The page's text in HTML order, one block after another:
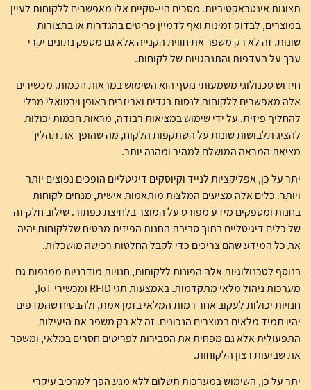
תצוגות אינטראקטיביות. מסכים היי-טקיים אלו מאפשרים ללקוחות לעיין
במוצרים, לבדוק זמינות ואף לדמיין פריטים בהגדרות או בתצורות
שונות. זה לא רק משפר את חווית הקנייה אלא גם מספק נתונים יקרי
ערך על העדפות והתנהגויות של לקוחות.
חידוש טכנולוגי משמעותי נוסף הוא השימוש במראות חכמות. מכשירים
אלה מאפשרים ללקוחות לנסות בגדים ואביזרים באופן וירטואלי מבלי
להחליף פיזית. על ידי שימוש במציאות רבודה, מראות חכמות יכולות
להציג תלבושות שונות על השתקפות הלקוח, מה שהופך את תהליך
מציאת המראה המושלם למהיר ומהנה יותר.
יתר על כן, אפליקציות לנייד וקיוסקים דיגיטליים הופכים נפוצים יותר
ויותר. כלים אלה מציעים המלצות מותאמות אישית, מנחים לקוחות
בחנות ומספקים מידע מפורט על המוצר בלחיצת כפתור. שילוב חלק זה
של כלים דיגיטליים בתוך סביבת החנות הפיזית מבטיח שללקוחות יהיה
את כל המידע שהם צריכים כדי לקבל החלטות רכישה מושכלות.
בנוסף לטכנולוגיות אלה הפונות ללקוחות, חנויות מודרניות ממנפות גם
מערכות ניהול מלאי מתקדמות. באמצעות תגי RFID ומכשירי IoT,
חנויות יכולות לעקוב אחר רמות המלאי בזמן אמת, ולהבטיח שהמדפים
יהיו תמיד מלאים במוצרים הנכונים. זה לא רק משפר את היעילות
התפעולית אלא גם מפחית את הסבירות לפריטים חסרים במלאי, ומשפר
את שביעות רצון הלקוחות.
יתר על כן, השימוש במערכות תשלום ללא מגע הפך למרכיב עיקרי